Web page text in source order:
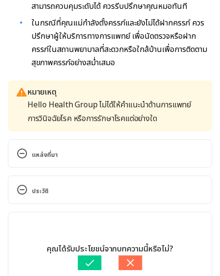
สามารถควบคุมระดับได้ ควรรีบปรึกษาคุณหมอทันที
ในกรณีที่คุณแม่กำลังตั้งครรภ์และยังไม่ได้ฝากครรภ์ ควร
ปรึกษาผู้ให้บริการทางการแพทย์ เพื่อนัดตรวจหรือฝาก
ครรภ์ในสถานพยาบาลที่สะดวกหรือใกล้บ้านเพื่อการติดตาม
สุขภาพครรภ์อย่างสม่ำเสมอ
หมายเหตุ
Hello Health Group ไม่ได้ให้คำแนะนำด้านการแพทย์
การวินิจฉัยโรค หรือการรักษาโรคแต่อย่างใด
แหล่งที่มา
Infant of diabetic mother.
http://www.nlm.nih.gov/medlineplus/ency/article/
001597.htm. Accessed June 24, 2015.
diabetes#1. Accessed June 24, 2015.
Diabetes During Pregnancy.
ประวัติ
เขียนโดย จินดารัตน์ สิริวิจักษณ์
ตรวจสอบความถูกต้องของข้อมูลโดยสิฏฐิณิศา รัชตวโรทัย
พลอย วงษ์วิไล
คุณได้รับประโยชน์จากบทความนี้หรือไม่?